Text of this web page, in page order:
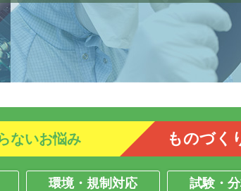
ないお悩み ものづく
環境・規制対応 試験・